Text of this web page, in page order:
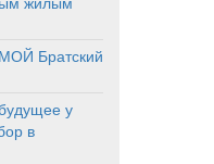
МОЙ Братский
у
в